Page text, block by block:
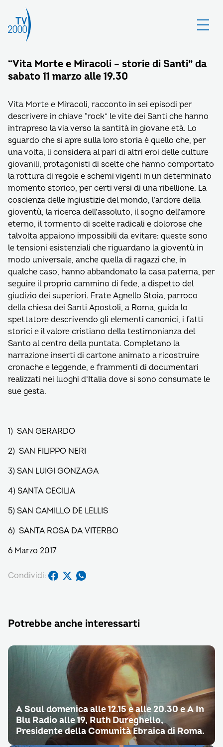
“Vita Morte e Miracoli – storie di Santi” da
sabato 11 marzo alle 19.30
Vita Morte e Miracoli, racconto in sei episodi per
descrivere in chiave “rock” le vite dei Santi che hanno
intrapreso la via verso la santità in giovane età. Lo
sguardo che si apre sulla loro storia è quello che, per
una volta, li considera al pari di altri eroi delle culture
giovanili, protagonisti di scelte che hanno comportato
la rottura di regole e schemi vigenti in un determinato
momento storico, per certi versi di una ribellione. La
coscienza delle ingiustizie del mondo, l’ardore della
gioventù, la ricerca dell’assoluto, il sogno dell’amore
eterno, il tormento di scelte radicali e dolorose che
talvolta appaiono impossibili da evitare: queste sono
le tensioni esistenziali che riguardano la gioventù in
modo universale, anche quella di ragazzi che, in
qualche caso, hanno abbandonato la casa paterna, per
seguire il proprio cammino di fede, a dispetto del
giudizio dei superiori. Frate Agnello Stoia, parroco
della chiesa dei Santi Apostoli, a Roma, guida lo
spettatore descrivendo gli elementi canonici, i fatti
storici e il valore cristiano della testimonianza del
Santo al centro della puntata. Completano la
narrazione inserti di cartone animato a ricostruire
cronache e leggende, e frammenti di documentari
realizzati nei luoghi d’Italia dove si sono consumate le
sue gesta.
1) SAN GERARDO
2) SAN FILIPPO NERI
3) SAN LUIGI GONZAGA
4) SANTA CECILIA
5) SAN CAMILLO DE LELLIS
6) SANTA ROSA DA VITERBO
6 Marzo 2017
Condividi:
Potrebbe anche interessarti
A Soul domenica alle 12.15 e alle 20.30 e A In
Blu Radio alle 19, Ruth Dureghello,
Presidente della Comunità Ebraica di Roma.